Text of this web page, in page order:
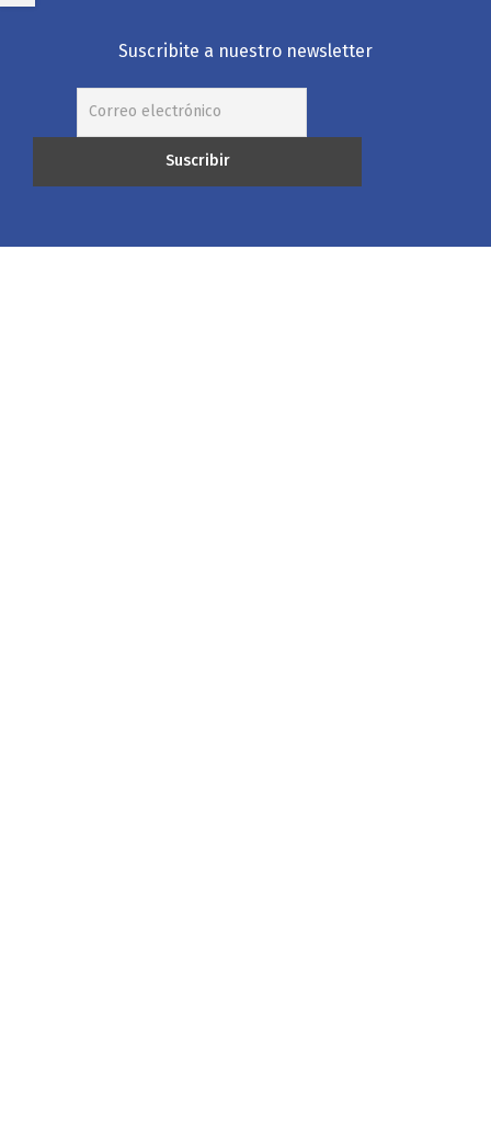
Suscribite a nuestro newsletter